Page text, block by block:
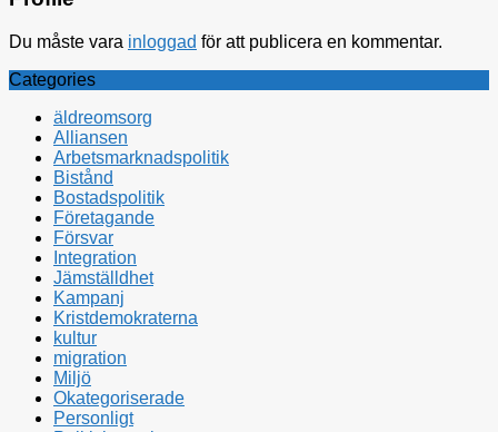
Du måste vara inloggad för att publicera en kommentar.
Categories
äldreomsorg
Alliansen
Arbetsmarknadspolitik
Bistånd
Bostadspolitik
Företagande
Försvar
Integration
Jämställdhet
Kampanj
Kristdemokraterna
kultur
migration
Miljö
Okategoriserade
Personligt